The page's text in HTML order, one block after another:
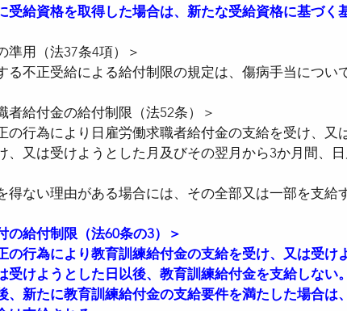
受給資格を取得した場合は、新たな受給資格に基づく
準用（法37条4項）＞
る不正受給による給付制限の規定は、傷病手当につい
者給付金の給付制限（法52条）＞
の行為により日雇労働求職者給付金の支給を受け、又
、又は受けようとした月及びその翌月から3か月間、
得ない理由がある場合には、その全部又は一部を支給
の給付制限（法60条の3）＞
の行為により教育訓練給付金の支給を受け、又は受け
受けようとした日以後、教育訓練給付金を支給しない。
、新たに教育訓練給付金の支給要件を満たした場合は